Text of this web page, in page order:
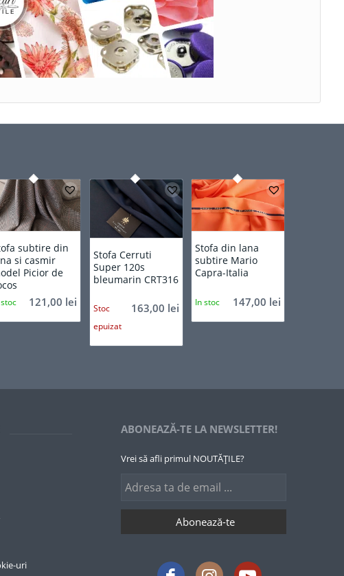
subtire din
si casmir
Picior de
121,00 lei
Stofa Cerruti
Super 120s
bleumarin CRT316
163,00 lei
Stoc
epuizat
Stofa din lana
subtire Mario
Capra-Italia
147,00 lei
In stoc
uri
ABONEAZĂ-TE LA NEWSLETTER!
Vrei să afli primul NOUTĂȚILE?